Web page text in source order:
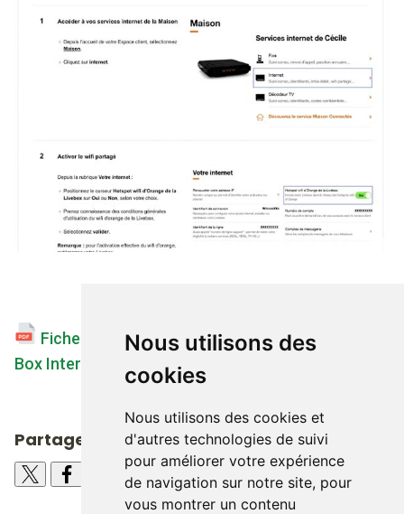
Nous utilisons des
cookies
Nous utilisons des cookies et
d'autres technologies de suivi
pour améliorer votre expérience
de navigation sur notre site, pour
vous montrer un contenu
Fiche Infos - Désactiver le hotspot WiFi d'une
Box Internet .pdf
(948.53 Ko)
Partager cet article sur les réseaux :